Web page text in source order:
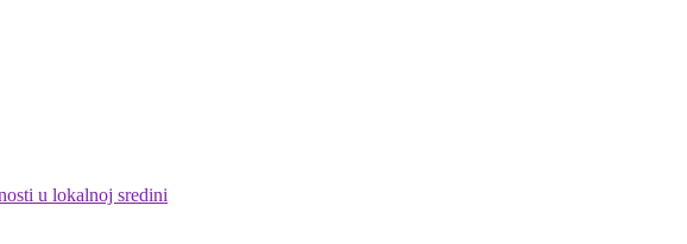
u lokalnoj sredini